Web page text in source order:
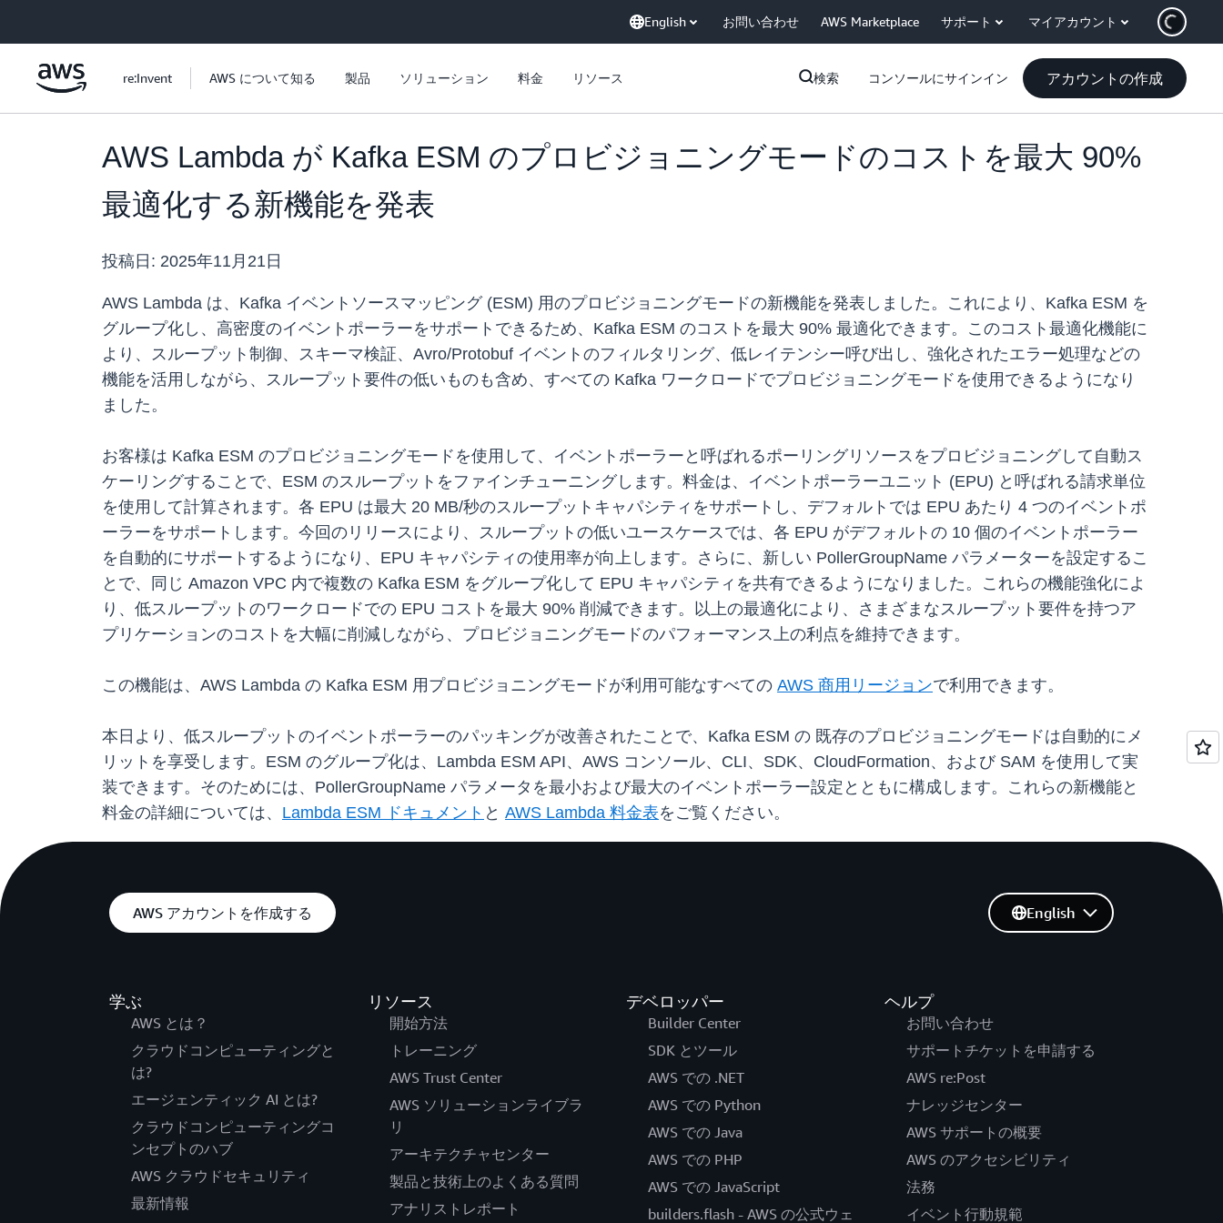
English お問い合わせ AWS Marketplace サポート マイアカウント
re:Invent AWS について知る 製品 ソリューション 料金 リソース 検索 コンソールにサインイン アカウントの作成
AWS Lambda が Kafka ESM のプロビジョニングモードのコストを最大 90%
最適化する新機能を発表
投稿日: 2025年11月21日
AWS Lambda は、Kafka イベントソースマッピング (ESM) 用のプロビジョニングモードの新機能を発表しました。これにより、Kafka ESM を
グループ化し、高密度のイベントポーラーをサポートできるため、Kafka ESM のコストを最大 90% 最適化できます。このコスト最適化機能に
より、スループット制御、スキーマ検証、Avro/Protobuf イベントのフィルタリング、低レイテンシー呼び出し、強化されたエラー処理などの
機能を活用しながら、スループット要件の低いものも含め、すべての Kafka ワークロードでプロビジョニングモードを使用できるようになり
ました。
お客様は Kafka ESM のプロビジョニングモードを使用して、イベントポーラーと呼ばれるポーリングリソースをプロビジョニングして自動ス
ケーリングすることで、ESM のスループットをファインチューニングします。料金は、イベントポーラーユニット (EPU) と呼ばれる請求単位
を使用して計算されます。各 EPU は最大 20 MB/秒のスループットキャパシティをサポートし、デフォルトでは EPU あたり 4 つのイベントポ
ーラーをサポートします。今回のリリースにより、スループットの低いユースケースでは、各 EPU がデフォルトの 10 個のイベントポーラー
を自動的にサポートするようになり、EPU キャパシティの使用率が向上します。さらに、新しい PollerGroupName パラメーターを設定するこ
とで、同じ Amazon VPC 内で複数の Kafka ESM をグループ化して EPU キャパシティを共有できるようになりました。これらの機能強化によ
り、低スループットのワークロードでの EPU コストを最大 90% 削減できます。以上の最適化により、さまざまなスループット要件を持つア
プリケーションのコストを大幅に削減しながら、プロビジョニングモードのパフォーマンス上の利点を維持できます。
この機能は、AWS Lambda の Kafka ESM 用プロビジョニングモードが利用可能なすべての AWS 商用リージョンで利用できます。
本日より、低スループットのイベントポーラーのパッキングが改善されたことで、Kafka ESM の 既存のプロビジョニングモードは自動的にメ
リットを享受します。ESM のグループ化は、Lambda ESM API、AWS コンソール、CLI、SDK、CloudFormation、および SAM を使用して実
装できます。そのためには、PollerGroupName パラメータを最小および最大のイベントポーラー設定とともに構成します。これらの新機能と
料金の詳細については、 Lambda ESM ドキュメント と AWS Lambda 料金表をご覧ください。
AWS アカウントを作成する
学ぶ
AWS とは？
クラウドコンピューティングと
は?
エージェンティック AI とは?
クラウドコンピューティングコ
ンセプトのハブ
AWS クラウドセキュリティ
最新情報
リソース
開始方法
トレーニング
AWS Trust Center
AWS ソリューションライブラ
リ
アーキテクチャセンター
製品と技術上のよくある質問
アナリストレポート
デベロッパー
Builder Center
SDK とツール
AWS での .NET
AWS での Python
AWS での Java
AWS での PHP
AWS での JavaScript
builders.flash - AWS の公式ウェ
ヘルプ
お問い合わせ
サポートチケットを申請する
AWS re:Post
ナレッジセンター
AWS サポートの概要
AWS のアクセシビリティ
法務
イベント行動規範
English